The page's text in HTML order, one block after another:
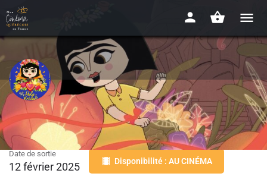
Hola Frida
2025 - 1h22
Date de sortie
12 février 2025 Disponibilité : AU CINÉMA